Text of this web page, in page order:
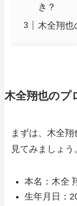
き？
木全翔也
木全翔也のプ
まずは、木全
見てみましょう
本名：木全
生年月日：